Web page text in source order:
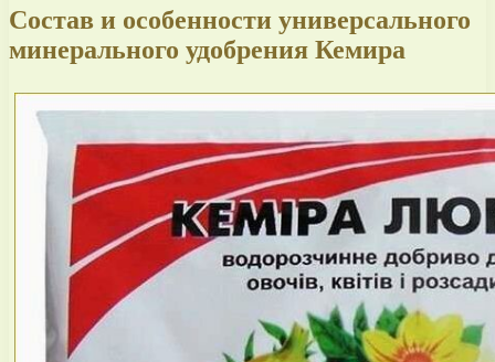
Состав и особенности универсального
минерального удобрения Кемира